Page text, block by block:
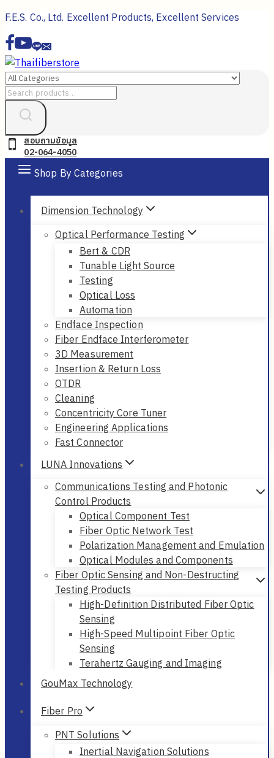
Skip
to
content
F.E.S. Co., Ltd. Excellent Products, Excellent Services
Search
สอบถามข้อมูล
02-064-4050
Shop By Categories
Dimension Technology
Optical Performance Testing
Bert & CDR
Tunable Light Source
Testing
Optical Loss
Automation
Endface Inspection
Fiber Endface Interferometer
3D Measurement
Insertion & Return Loss
OTDR
Cleaning
Concentricity Core Tuner
Engineering Applications
Fast Connector
LUNA Innovations
Communications Testing and Photonic
Control Products
Optical Component Test
Fiber Optic Network Test
Polarization Management and Emulation
Optical Modules and Components
Fiber Optic Sensing and Non-Destructing
Testing Products
High-Definition Distributed Fiber Optic
Sensing
High-Speed Multipoint Fiber Optic
Sensing
Terahertz Gauging and Imaging
GouMax Technology
Fiber Pro
PNT Solutions
Inertial Navigation Solutions